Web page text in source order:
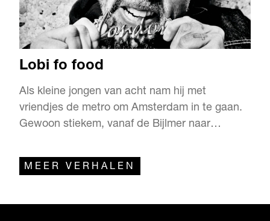
Lobi fo food
Als kleine jongen van acht nam hij met
vriendjes de metro om Amsterdam in te gaan.
Gewoon stiekem, vanaf de Bijlmer naar
moeder het wist. Hij wilde dingen ontdekken,
het onbekende opzoeken, zijn grenzen
zodat we nieuwe haltes konden verkennen…
MEER VERHALEN